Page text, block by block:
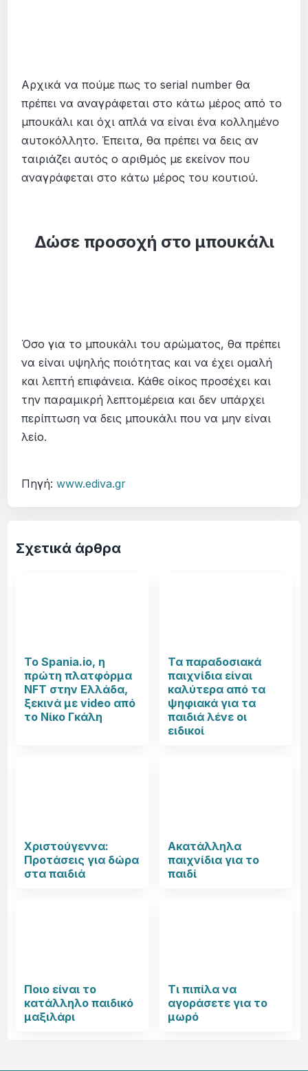
Αρχικά να πούμε πως το serial number θα
πρέπει να αναγράφεται στο κάτω μέρος από το
μπουκάλι και όχι απλά να είναι ένα κολλημένο
αυτοκόλλητο. Έπειτα, θα πρέπει να δεις αν
ταιριάζει αυτός ο αριθμός με εκείνον που
αναγράφεται στο κάτω μέρος του κουτιού.
Δώσε προσοχή στο μπουκάλι
Όσο για το μπουκάλι του αρώματος, θα πρέπει
να είναι υψηλής ποιότητας και να έχει ομαλή
και λεπτή επιφάνεια. Κάθε οίκος προσέχει και
την παραμικρή λεπτομέρεια και δεν υπάρχει
περίπτωση να δεις μπουκάλι που να μην είναι
λείο.
Πηγή:www.ediva.gr
Σχετικά άρθρα
To Spania.io, η
πρώτη πλατφόρμα
NFT στην Ελλάδα,
ξεκινά με video από
το Νίκο Γκάλη
Τα παραδοσιακά
παιχνίδια είναι
καλύτερα από τα
ψηφιακά για τα
παιδιά λένε οι
ειδικοί
Χριστούγεννα:
Προτάσεις για δώρα
στα παιδιά
Ακατάλληλα
παιχνίδια για το
παιδί
Ποιο είναι το
κατάλληλο παιδικό
μαξιλάρι
Τι πιπίλα να
αγοράσετε για το
μωρό